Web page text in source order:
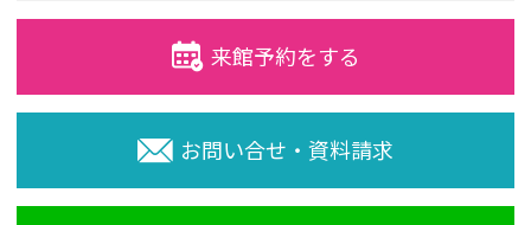
来館予約をする
お問い合せ・資料請求